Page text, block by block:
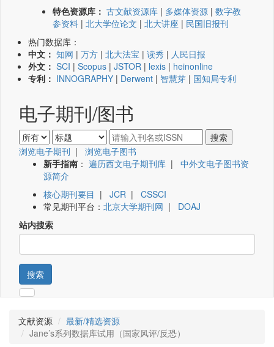
特色资源库： 古文献资源库 | 多媒体资源 | 数字教
参资料 | 北大学位论文 | 北大讲座 | 民国旧报刊
热门数据库：
中文： 知网 | 万方 | 北大法宝 | 读秀 | 人民日报
外文： SCI | Scopus | JSTOR | lexis | heinonline
专利： INNOGRAPHY | Derwent | 智慧芽 | 国知局专利
电子期刊/图书
浏览电子期刊 | 浏览电子图书
新手指南 ： 遍历西文电子期刊库 | 中外文电子图书资
源简介
核心期刊要目 | JCR | CSSCI
常见期刊平台： 北京大学期刊网 | DOAJ
站内搜索
搜索
文献资源
最新/精选资源
Jane’s系列数据库试用（国家风评/反恐）